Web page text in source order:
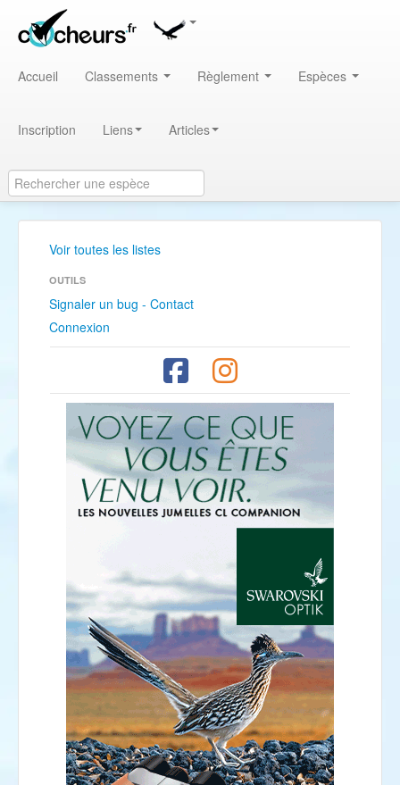
Accueil Classements Règlement Espèces
Inscription Liens Articles
Voir toutes les listes
OUTILS
Signaler un bug - Contact
Connexion